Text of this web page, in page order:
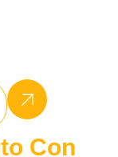
Con